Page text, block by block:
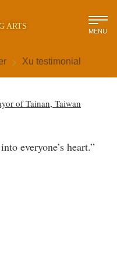
ARTS MENU
> Xu testimonial
of Tainan, Taiwan
everyone’s heart.”